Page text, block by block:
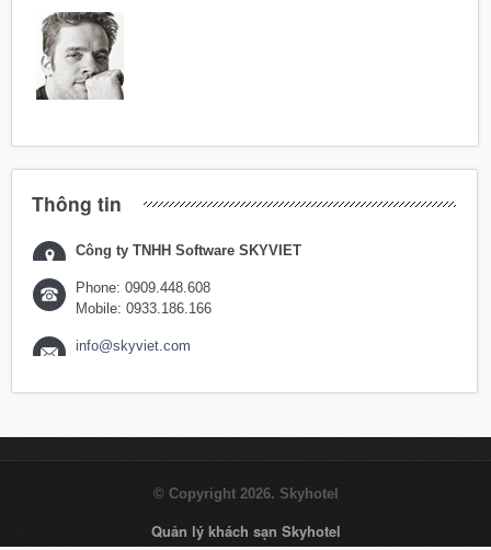
Thông tin
Công ty TNHH Software SKYVIET
Phone: 0909.448.608
Mobile: 0933.186.166
info@skyviet.com
© Copyright 2026. Skyhotel
Quản lý khách sạn Skyhotel